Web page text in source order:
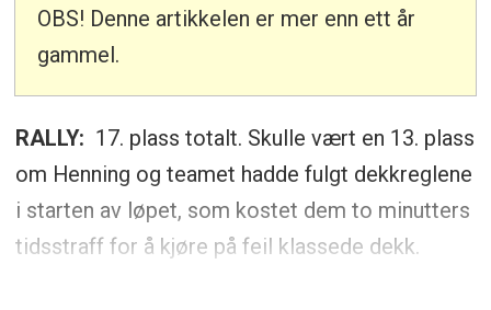
OBS! Denne artikkelen er mer enn ett år
gammel.
RALLY: 17. plass totalt. Skulle vært en 13. plass
om Henning og teamet hadde fulgt dekkreglene
i starten av løpet, som kostet dem to minutters
tidsstraff for å kjøre på feil klassede dekk.